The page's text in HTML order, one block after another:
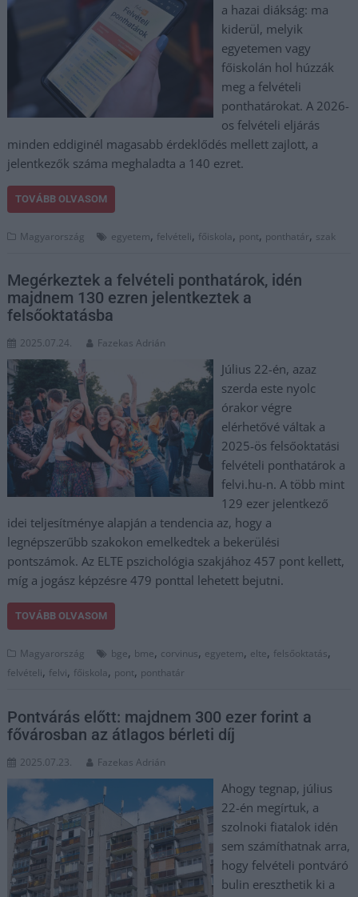
a hazai diákság: ma
kiderül, melyik
egyetemen vagy
főiskolán hol húzzák
meg a felvételi
ponthatárokat. A 2026-
os felvételi eljárás
minden eddiginél magasabb érdeklődés mellett zajlott, a
jelentkezők száma meghaladta a 140 ezret.
TOVÁBB OLVASOM
Magyarország egyetem, felvételi, főiskola, pont, ponthatár, szak
Megérkeztek a felvételi ponthatárok, idén
majdnem 130 ezren jelentkeztek a
felsőoktatásba
2025.07.24. Fazekas Adrián
Július 22-én, azaz
szerda este nyolc
órakor végre
elérhetővé váltak a
2025-ös felsőoktatási
felvételi ponthatárok a
felvi.hu-n. A több mint
129 ezer jelentkező
idei teljesítménye alapján a tendencia az, hogy a
legnépszerűbb szakokon emelkedtek a bekerülési
pontszámok. Az ELTE pszichológia szakjához 457 pont kellett,
míg a jogász képzésre 479 ponttal lehetett bejutni.
TOVÁBB OLVASOM
Magyarország bge, bme, corvinus, egyetem, elte, felsőoktatás,
felvételi, felvi, főiskola, pont, ponthatár
Pontvárás előtt: majdnem 300 ezer forint a
fővárosban az átlagos bérleti díj
2025.07.23. Fazekas Adrián
Ahogy tegnap, július
22-én megírtuk, a
szolnoki fiatalok idén
sem számíthatnak arra,
hogy felvételi pontváró
bulin ereszthetik ki a